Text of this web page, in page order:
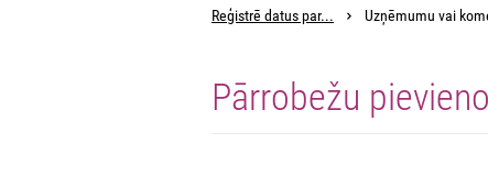
Reģistrē datus par... Uzņēmumu vai
Pārrobežu